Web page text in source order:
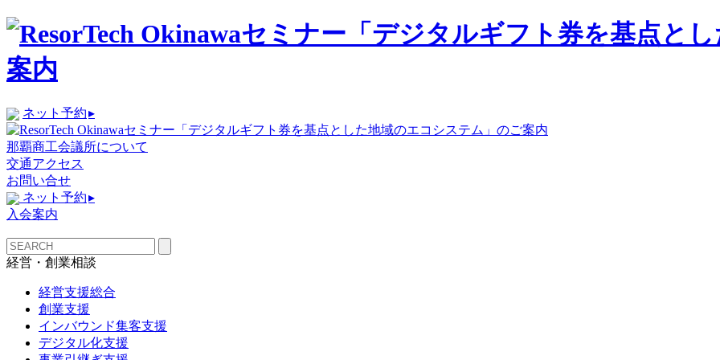
ネット予約▸
那覇商工会議所について
交通アクセス
お問い合せ
ネット予約▸
入会案内
経営・創業相談
経営支援総合
創業支援
インバウンド集客支援
デジタル化支援